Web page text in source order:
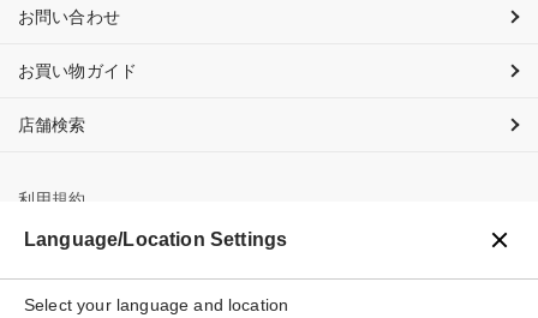
お問い合わせ
お買い物ガイド
店舗検索
利用規約
プライバシーポリシー
特定商取引法に基づく表示
Language/Location Settings
Select your language and location